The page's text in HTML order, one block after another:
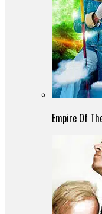
Empire Of